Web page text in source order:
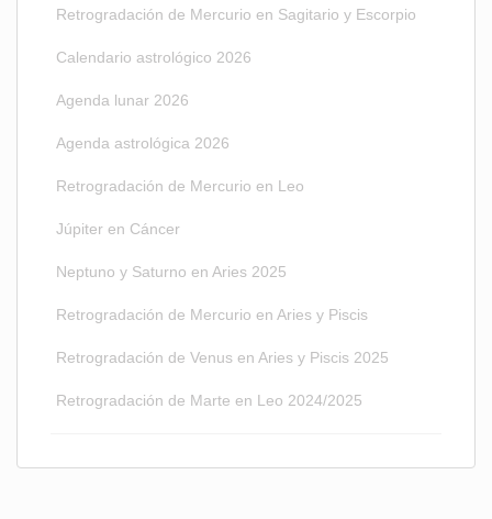
Retrogradación de Mercurio en Sagitario y Escorpio
Calendario astrológico 2026
Agenda lunar 2026
Agenda astrológica 2026
Retrogradación de Mercurio en Leo
Júpiter en Cáncer
Neptuno y Saturno en Aries 2025
Retrogradación de Mercurio en Aries y Piscis
Retrogradación de Venus en Aries y Piscis 2025
Retrogradación de Marte en Leo 2024/2025